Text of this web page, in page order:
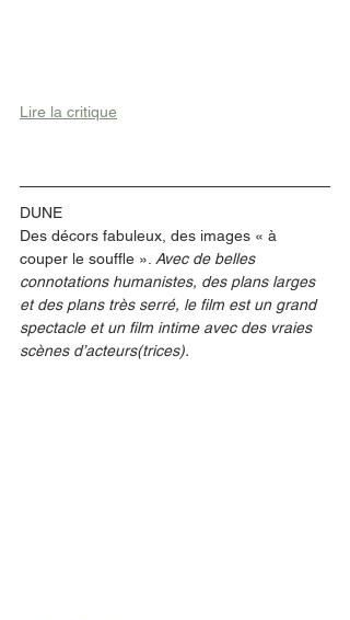
Lire la critique
DUNE
Des décors fabuleux, des images « à
couper le souffle ». Avec de belles
connotations humanistes, des plans larges
et des plans très serré, le film est un grand
spectacle et un film intime avec des vraies
scènes d’acteurs(trices).